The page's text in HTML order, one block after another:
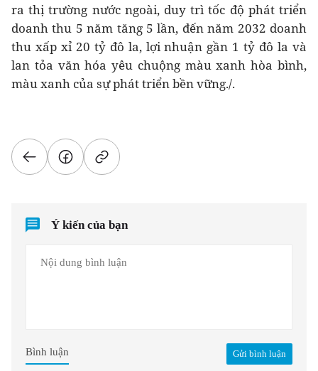
ra thị trường nước ngoài, duy trì tốc độ phát triển
doanh thu 5 năm tăng 5 lần, đến năm 2032 doanh
thu xấp xỉ 20 tỷ đô la, lợi nhuận gần 1 tỷ đô la và
lan tỏa văn hóa yêu chuộng màu xanh hòa bình,
màu xanh của sự phát triển bền vững./.
Ý kiến của bạn
Gửi bình luận
Bình luận